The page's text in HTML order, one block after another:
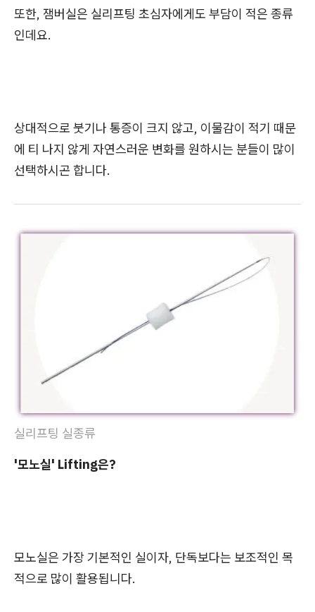
또한, 잼버실은 실리프팅 초심자에게도 부담이 적은 종류
인데요.
상대적으로 붓기나 통증이 크지 않고, 이물감이 적기 때문
에 티 나지 않게 자연스러운 변화를 원하시는 분들이 많이
선택하시곤 합니다.
실리프팅 실종류
'모노실' Lifting은?
모노실은 가장 기본적인 실이자, 단독보다는 보조적인 목
적으로 많이 활용됩니다.